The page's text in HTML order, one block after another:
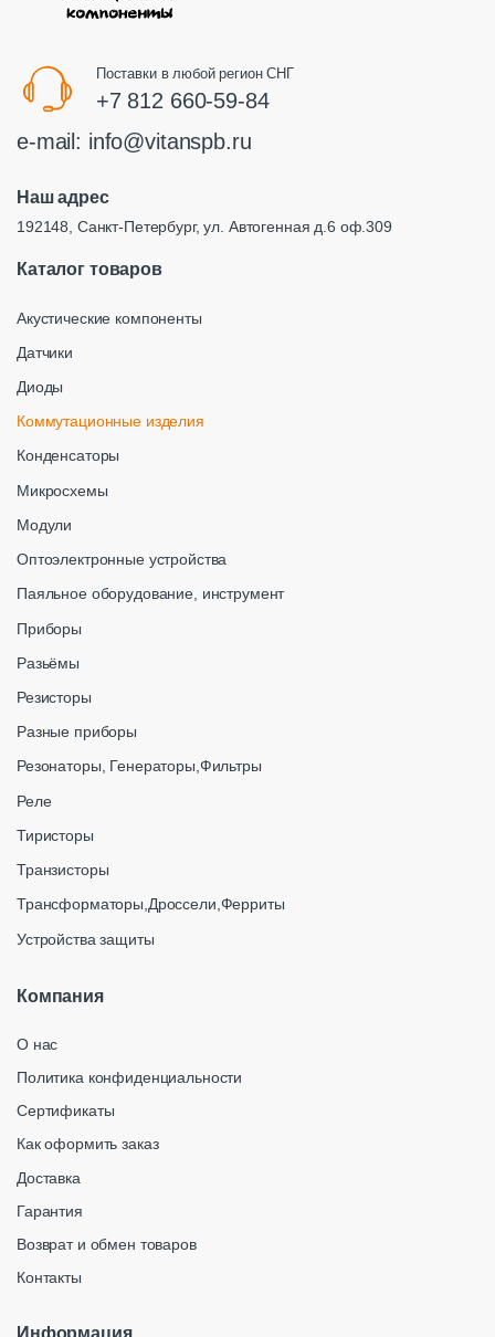
Поставки в любой регион СНГ
+7 812 660-59-84
e-mail: info@vitanspb.ru
Наш адрес
192148, Санкт-Петербург, ул. Автогенная д.6 оф.309
Каталог товаров
Акустические компоненты
Датчики
Диоды
Коммутационные изделия
Конденсаторы
Микросхемы
Модули
Оптоэлектронные устройства
Паяльное оборудование, инструмент
Приборы
Разьёмы
Резисторы
Разные приборы
Резонаторы, Генераторы,Фильтры
Реле
Тиристоры
Транзисторы
Трансформаторы,Дроссели,Ферриты
Устройства защиты
Компания
О нас
Политика конфиденциальности
Сертификаты
Как оформить заказ
Доставка
Гарантия
Возврат и обмен товаров
Контакты